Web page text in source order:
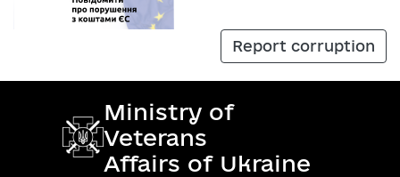
Report corruption
Ministry of
Veterans
Affairs of Ukraine